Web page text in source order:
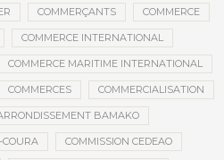
COMMERÇANTS COMMERCE
COMMERCE INTERNATIONAL
COMMERCE MARITIME INTERNATIONAL
COMMERCES COMMERCIALISATION
BAMAKO
COMMISSION CEDEAO